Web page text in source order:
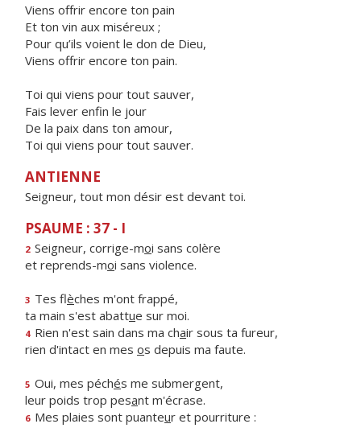
Viens offrir encore ton pain
Et ton vin aux miséreux ;
Pour qu’ils voient le don de Dieu,
Viens offrir encore ton pain.
Toi qui viens pour tout sauver,
Fais lever enfin le jour
De la paix dans ton amour,
Toi qui viens pour tout sauver.
ANTIENNE
Seigneur, tout mon désir est devant toi.
PSAUME : 37 - I
2 Seigneur, corrige-moi sans colère
et reprends-moi sans violence.
3 Tes flèches m'ont frappé,
ta main s'est abattue sur moi.
4 Rien n'est sain dans ma chair sous ta fureur,
rien d'intact en mes os depuis ma faute.
5 Oui, mes péchés me submergent,
leur poids trop pesant m'écrase.
6 Mes plaies sont puanteur et pourriture :